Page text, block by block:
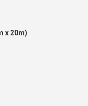
x 20m)